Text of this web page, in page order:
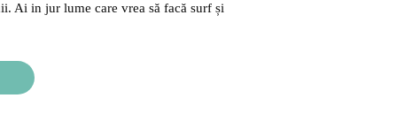
Ai in jur lume care vrea să facă surf și